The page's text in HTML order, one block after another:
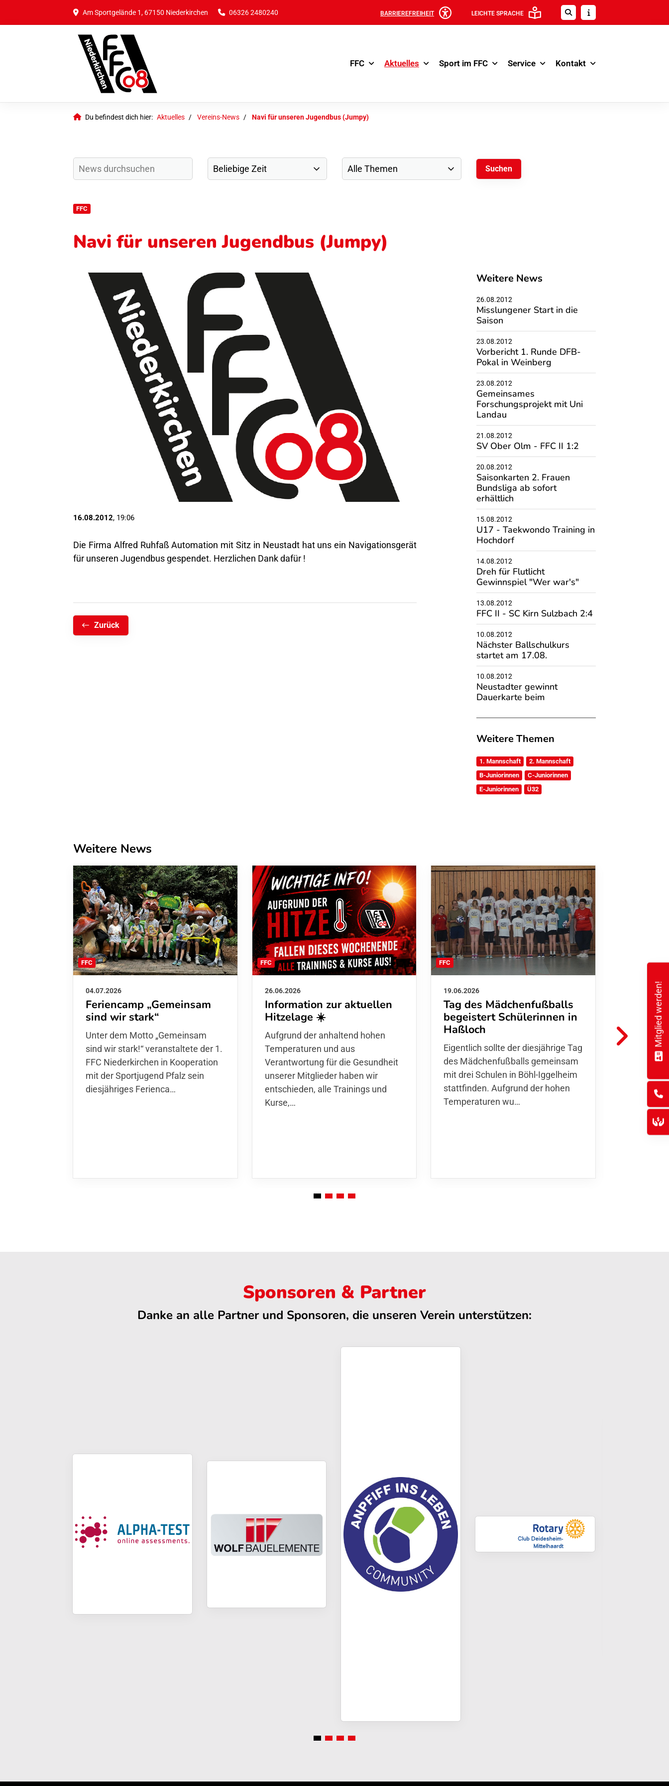
Am Sportgelände 1, 67150 Niederkirchen 06326 2480240 BARRIEREFREIHEIT LEICHTE SPRACHE
FFC Aktuelles Sport im FFC Service Kontakt
Du befindest dich hier: Aktuelles Vereins-News Navi für unseren Jugendbus (Jumpy)
FFC
Navi für unseren Jugendbus (Jumpy)
16.08.2012, 19:06
Die Firma Alfred Ruhfaß Automation mit Sitz in Neustadt hat uns ein Navigationsgerät
für unseren Jugendbus gespendet. Herzlichen Dank dafür !
Zurück
Weitere News
26.08.2012
Misslungener Start in die
Saison
23.08.2012
Vorbericht 1. Runde DFB-
Pokal in Weinberg
23.08.2012
Gemeinsames
Forschungsprojekt mit Uni
Landau
21.08.2012
SV Ober Olm - FFC II 1:2
20.08.2012
Saisonkarten 2. Frauen
Bundsliga ab sofort
erhältlich
15.08.2012
U17 - Taekwondo Training in
Hochdorf
14.08.2012
Dreh für Flutlicht
Gewinnspiel "Wer war's"
13.08.2012
FFC II - SC Kirn Sulzbach 2:4
10.08.2012
Nächster Ballschulkurs
startet am 17.08.
10.08.2012
Neustadter gewinnt
Dauerkarte beim
Weitere Themen
1. Mannschaft
2. Mannschaft
B-Juniorinnen
C-Juniorinnen
E-Juniorinnen
Ü32
Weitere News
FFC
04.07.2026
Feriencamp „Gemeinsam
sind wir stark“
Unter dem Motto „Gemeinsam sind
wir stark!“ veranstaltete der 1. FFC
Niederkirchen in Kooperation mit
der Sportjugend Pfalz sein
diesjähriges Ferienca…
FFC
26.06.2026
Information zur aktuellen
Hitzelage ☀️
Aufgrund der anhaltend hohen
Temperaturen und aus
Verantwortung für die Gesundheit
unserer Mitglieder haben wir
entschieden, alle Trainings und
Kurse,…
FFC
19.06.2026
Tag des Mädchenfußballs
begeistert Schülerinnen in
Haßloch
Eigentlich sollte der diesjährige Tag
des Mädchenfußballs gemeinsam
mit drei Schulen in Böhl-Iggelheim
stattfinden. Aufgrund der hohen
Temperaturen wu…
01.06.2026
Danke
FFC
Hoffmann
Thomas
den
Sponsoren & Partner
Danke an alle Partner und Sponsoren, die unseren Verein unterstützen:
Mitglied werden!